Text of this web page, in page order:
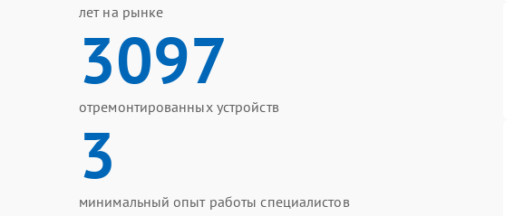
лет на рынке
3097
отремонтированных устройств
3
минимальный опыт работы специалистов